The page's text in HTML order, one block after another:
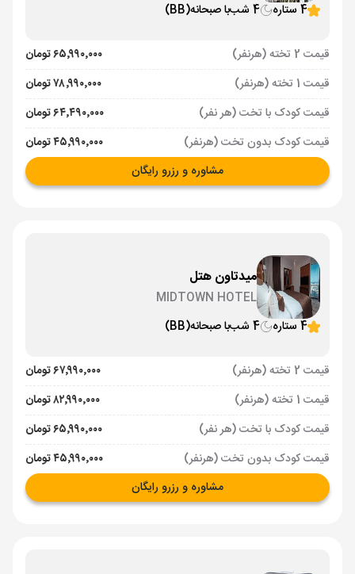
4 ستاره
4 شب با صبحانه(BB)
قیمت 2 تخته (هرنفر)
۶۵٬۹۹۰٬۰۰۰ تومان
قیمت 1 تخته (هرنفر)
۷۸٬۹۹۰٬۰۰۰ تومان
قیمت کودک با تخت (هر نفر)
۶۴٬۴۹۰٬۰۰۰ تومان
قیمت کودک بدون تخت (هرنفر)
۴۵٬۹۹۰٬۰۰۰ تومان
مشاوره و رزرو رایگان
میدتاون هتل
MIDTOWN HOTEL
4 ستاره
4 شب با صبحانه(BB)
قیمت 2 تخته (هرنفر)
۶۷٬۹۹۰٬۰۰۰ تومان
قیمت 1 تخته (هرنفر)
۸۲٬۹۹۰٬۰۰۰ تومان
قیمت کودک با تخت (هر نفر)
۶۵٬۹۹۰٬۰۰۰ تومان
قیمت کودک بدون تخت (هرنفر)
۴۵٬۹۹۰٬۰۰۰ تومان
مشاوره و رزرو رایگان